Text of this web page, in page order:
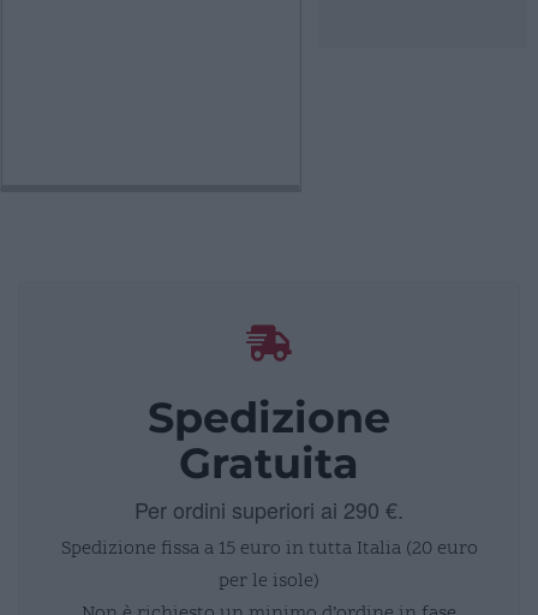
Spedizione
Gratuita
Per ordini superiori ai 290 €.
Spedizione fissa a 15 euro in tutta Italia (20 euro
per le isole)